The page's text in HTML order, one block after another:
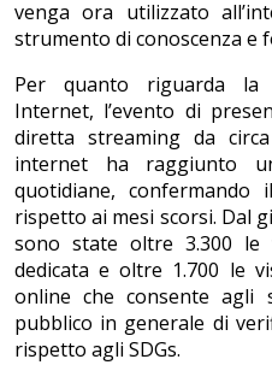
venga ora utilizzato
strumento di conoscenza e
Per quanto riguarda la
Internet, l’evento di
diretta streaming da
internet ha raggiunto
quotidiane,
rispetto ai mesi scorsi. Dal
sono state oltre 3.300 le
dedicata e oltre 1.700 le
online che consente agli
pubblico in generale di
rispetto agli SDGs.